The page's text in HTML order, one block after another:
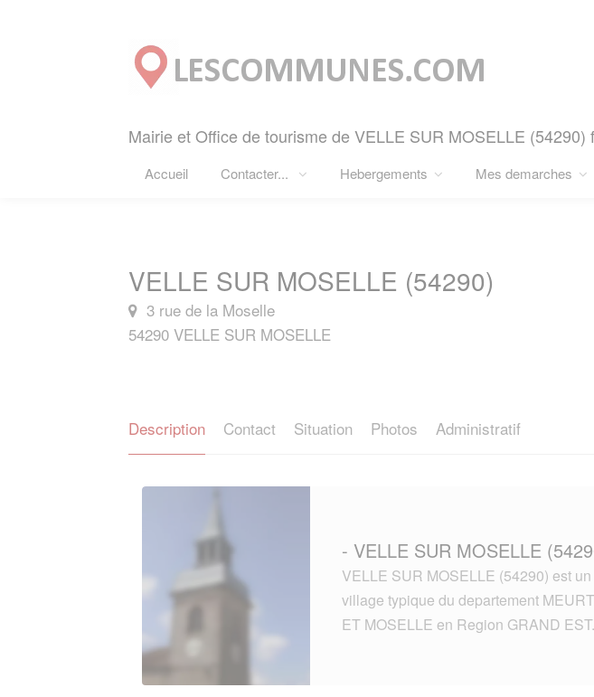
Mairie et Office de tourisme de VELLE SUR MOSELLE (54290)
Accueil Contacter... Hebergements Mes demarches
VELLE SUR MOSELLE (54290)
3 rue de la Moselle
54290 VELLE SUR MOSELLE
Description Contact Situation Photos Administratif
- VELLE SUR MOSELLE
VELLE SUR MOSELLE (54290) est un
village typique du departement
ET MOSELLE en Region GRAND EST.